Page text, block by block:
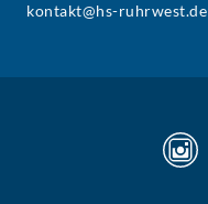
kontakt@hs-ruhrwest.de